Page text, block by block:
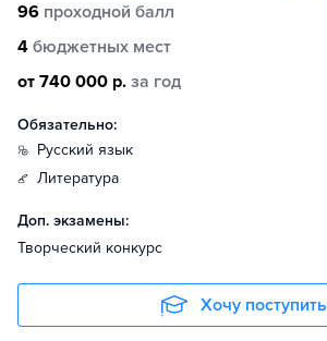
96 проходной балл
4 бюджетных мест
от 740 000 р. за год
Обязательно:
русский язык
литература
Доп. экзамены:
Творческий конкурс
Хочу поступить